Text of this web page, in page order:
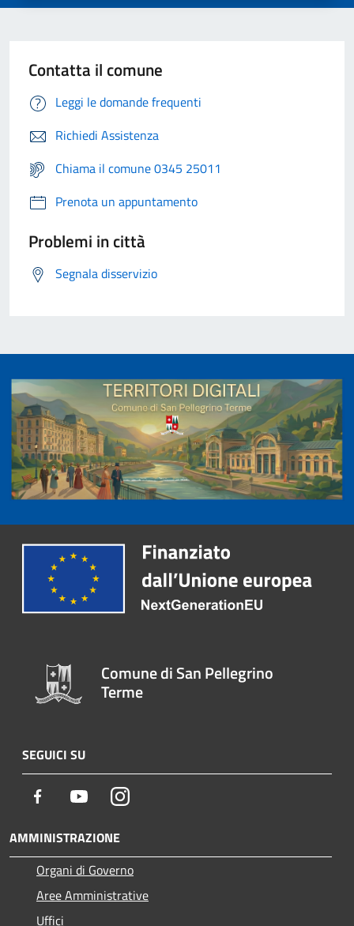
Contatta il comune
Leggi le domande frequenti
Richiedi Assistenza
Chiama il comune 0345 25011
Prenota un appuntamento
Problemi in città
Segnala disservizio
Comune di San Pellegrino
Terme
SEGUICI SU
Facebook YoutubeInstagram
AMMINISTRAZIONE
Organi di Governo
Aree Amministrative
Uffici